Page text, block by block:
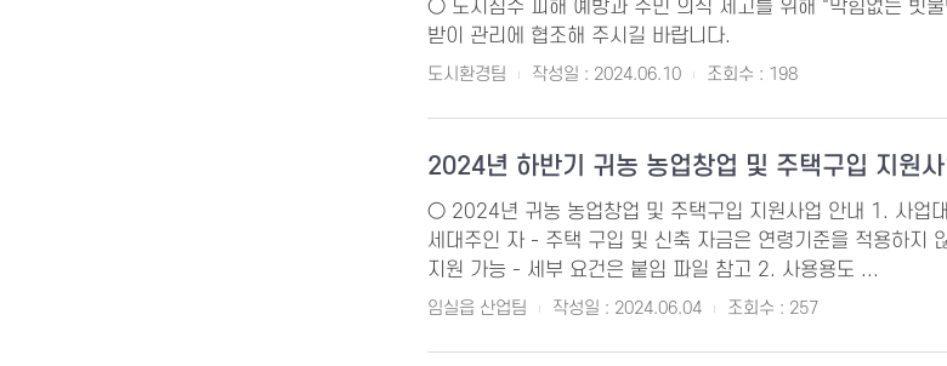
○ 도시침수 피해 예방과 주민 의식 제고를 위해 "막힘없는 빗
받이 관리에 협조해 주시길 바랍니다.
도시환경팀 작성일 : 2024.06.10 조회수 : 198
2024년 하반기 귀농 농업창업 및 주택구입 지원사
○ 2024년 귀농 농업창업 및 주택구입 지원사업 안내 1. 사업
세대주인 자 - 주택 구입 및 신축 자금은 연령기준을 적용하지
지원 가능 - 세부 요건은 붙임 파일 참고 2. 사용용도 ...
임실읍 산업팀 작성일 : 2024.06.04 조회수 : 257